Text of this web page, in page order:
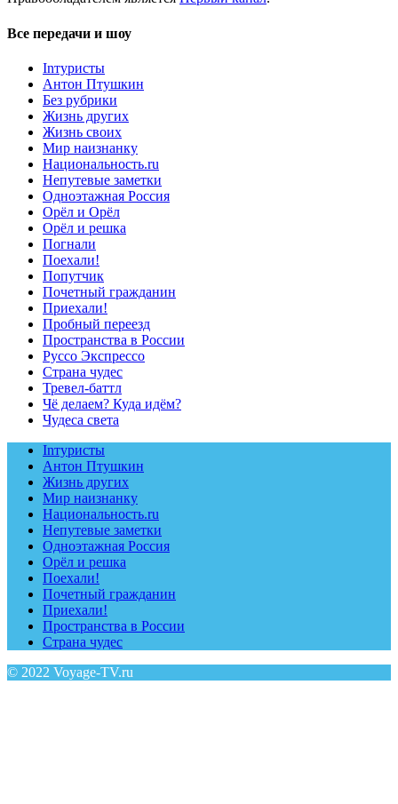
Все передачи и шоу
Inтуристы
Антон Птушкин
Без рубрики
Жизнь других
Жизнь своих
Мир наизнанку
Национальность.ru
Непутевые заметки
Одноэтажная Россия
Орёл и Орёл
Орёл и решка
Погнали
Поехали!
Попутчик
Почетный гражданин
Приехали!
Пробный переезд
Пространства в России
Руссо Экспрессо
Страна чудес
Тревел-баттл
Чё делаем? Куда идём?
Чудеса света
Inтуристы
Антон Птушкин
Жизнь других
Мир наизнанку
Национальность.ru
Непутевые заметки
Одноэтажная Россия
Орёл и решка
Поехали!
Почетный гражданин
Приехали!
Пространства в России
Страна чудес
© 2022 Voyage-TV.ru